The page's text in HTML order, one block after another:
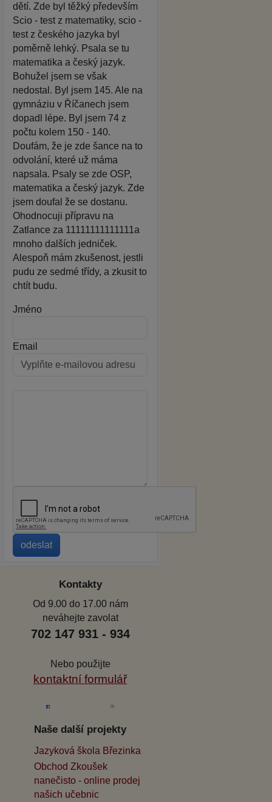
dětí. Zde byl těžký především
Scio - test z matematiky, scio -
test z českého jazyka byl
poměrně lehký. Psala se tu
matematika a český jazyk.
Bohužel jsem se však
nedostal. Byl jsem 145. Ale na
gymnáziu v Říčanech jsem
dopadl lépe. Byl jsem 74 z
počtu kolem 150 - 140.
Doufám, že je zde šance na to
odvolání, které už máma
napsala. Psaly se zde OSP,
matematika a český jazyk. Zde
jsem doufal že se dostanu.
Ohodnocuji přípravu na
Zatlance za 11111111111111a
mnoho dalších jedniček.
Alespoň mám zkušenost, jestli
pudu ze sedmé třídy, a zkusit to
chtít budu.
Jméno
Email
Kontakty
Od 9.00 do 17.00 nám
neváhejte zavolat
702 147 931 - 934
Nebo použijte
kontaktní formulář
Naše další projekty
Jazyková škola Březinka
Obchod Zkoušek
nanečisto - online prodej
našich učebnic